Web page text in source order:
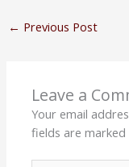
← Previous Post
Leave a
Your email
fields are marked